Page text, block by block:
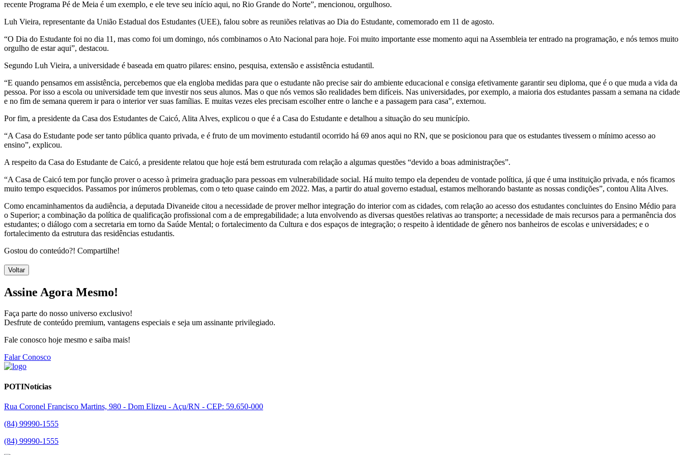
recente Programa Pé de Meia é um exemplo, e ele teve seu início aqui, no Rio Grande do Norte”, mencionou, orgulhoso.
Luh Vieira, representante da União Estadual dos Estudantes (UEE), falou sobre as reuniões relativas ao Dia do Estudante, comemorado em 11 de agosto.
“O Dia do Estudante foi no dia 11, mas como foi um domingo, nós combinamos o Ato Nacional para hoje. Foi muito importante esse momento aqui na Assembleia ter entrado na programação, e nós temos muito
orgulho de estar aqui”, destacou.
Segundo Luh Vieira, a universidade é baseada em quatro pilares: ensino, pesquisa, extensão e assistência estudantil.
“E quando pensamos em assistência, percebemos que ela engloba medidas para que o estudante não precise sair do ambiente educacional e consiga efetivamente garantir seu diploma, que é o que muda a vida da
pessoa. Por isso a escola ou universidade tem que investir nos seus alunos. Mas o que nós vemos são realidades bem difíceis. Nas universidades, por exemplo, a maioria dos estudantes passam a semana na cidade
e no fim de semana querem ir para o interior ver suas famílias. E muitas vezes eles precisam escolher entre o lanche e a passagem para casa”, externou.
Por fim, a presidente da Casa dos Estudantes de Caicó, Alita Alves, explicou o que é a Casa do Estudante e detalhou a situação do seu município.
“A Casa do Estudante pode ser tanto pública quanto privada, e é fruto de um movimento estudantil ocorrido há 69 anos aqui no RN, que se posicionou para que os estudantes tivessem o mínimo acesso ao
ensino”, explicou.
A respeito da Casa do Estudante de Caicó, a presidente relatou que hoje está bem estruturada com relação a algumas questões “devido a boas administrações”.
“A Casa de Caicó tem por função prover o acesso à primeira graduação para pessoas em vulnerabilidade social. Há muito tempo ela dependeu de vontade política, já que é uma instituição privada, e nós ficamos
muito tempo esquecidos. Passamos por inúmeros problemas, com o teto quase caindo em 2022. Mas, a partir do atual governo estadual, estamos melhorando bastante as nossas condições”, contou Alita Alves.
Como encaminhamentos da audiência, a deputada Divaneide citou a necessidade de prover melhor integração do interior com as cidades, com relação ao acesso dos estudantes concluintes do Ensino Médio para
o Superior; a combinação da política de qualificação profissional com a de empregabilidade; a luta envolvendo as diversas questões relativas ao transporte; a necessidade de mais recursos para a permanência dos
estudantes; o diálogo com a secretaria em torno da Saúde Mental; o fortalecimento da Cultura e dos espaços de integração; o respeito à identidade de gênero nos banheiros de escolas e universidades; e o
fortalecimento da estrutura das residências estudantis.
Gostou do conteúdo?! Compartilhe!
Voltar
Assine Agora Mesmo!
Faça parte do nosso universo exclusivo!
Desfrute de conteúdo premium, vantagens especiais e seja um assinante privilegiado.
Fale conosco hoje mesmo e saiba mais!
Falar Conosco
POTINotícias
Rua Coronel Francisco Martins, 980 - Dom Elizeu - Açu/RN - CEP: 59.650-000
(84) 99990-1555
(84) 99990-1555